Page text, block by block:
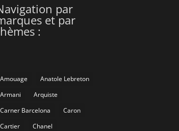
par
et par
:
Amouage
Anatole Lebreton
Armani
Arquiste
Carner Barcelona
Caron
Cartier
Chanel